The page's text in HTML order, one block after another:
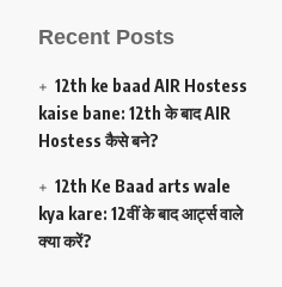
Recent Posts
12th ke baad AIR Hostess
kaise bane: 12th के बाद AIR
Hostess कैसे बने?
12th Ke Baad arts wale
kya kare: 12वीं के बाद आर्ट्स वाले
क्या करें?